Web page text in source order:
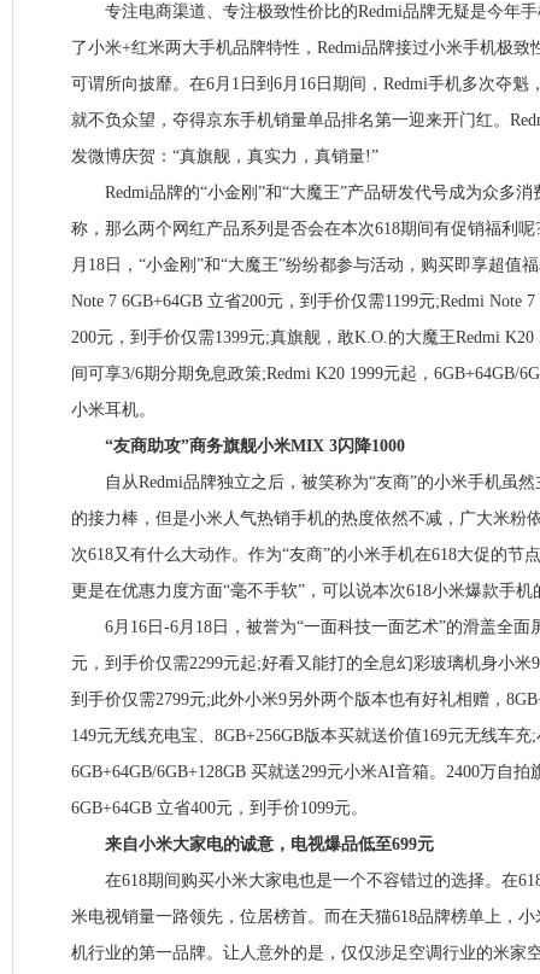
专注电商渠道、专注极致性价比的Redmi品牌无疑是今年手
了小米+红米两大手机品牌特性，Redmi品牌接过小米手机极致
可谓所向披靡。在6月1日到6月16日期间，Redmi手机多次夺魁
就不负众望，夺得京东手机销量单品排名第一迎来开门红。
发微博庆贺：“真旗舰，真实力，真销量!”
Redmi品牌的“小金刚”和“大魔王”产品研发代号成为众多消
称，那么两个网红产品系列是否会在本次618期间有促销福利呢
月18日，“小金刚”和“大魔王”纷纷都参与活动，购买即享超值
Note 7 6GB+64GB 立省200元，到手价仅需1199元;Redmi Note
200元，到手价仅需1399元;真旗舰，敢K.O.的大魔王Redmi
间可享3/6期分期免息政策;Redmi K20 1999元起，6GB+64GB/
小米耳机。
“友商助攻”商务旗舰小米MIX 3闪降1000
自从Redmi品牌独立之后，被笑称为“友商”的小米手机虽然
的接力棒，但是小米人气热销手机的热度依然不减，广大米粉
次618又有什么大动作。作为“友商”的小米手机在618大促的节
更是在优惠力度方面“毫不手软”，可以说本次618小米爆款手
6月16日-6月18日，被誉为“一面科技一面艺术”的滑盖全面
元，到手价仅需2299元起;好看又能打的全息幻彩玻璃机身小米
到手价仅需2799元;此外小米9另外两个版本也有好礼相赠，
149元无线充电宝、8GB+256GB版本买就送价值169元无线车充
6GB+64GB/6GB+128GB 买就送299元小米AI音箱。2400万自拍
6GB+64GB 立省400元，到手价1099元。
来自小米大家电的诚意，电视爆品低至699元
在618期间购买小米大家电也是一个不容错过的选择。在
米电视销量一路领先，位居榜首。而在天猫618品牌榜单上，
机行业的第一品牌。让人意外的是，仅仅涉足空调行业的米家